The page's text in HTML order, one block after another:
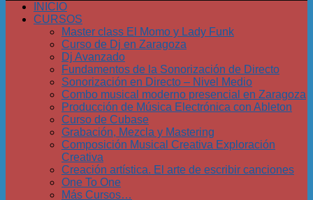
INICIO
CURSOS
Master class El Momo y Lady Funk
Curso de Dj en Zaragoza
Dj Avanzado
Fundamentos de la Sonorización de Directo
Sonorización en Directo – Nivel Medio
Combo musical moderno presencial en Zaragoza
Producción de Música Electrónica con Ableton
Curso de Cubase
Grabación, Mezcla y Mastering
Composición Musical Creativa Exploración
Creativa
Creación artística. El arte de escribir canciones
One To One
Más Cursos…